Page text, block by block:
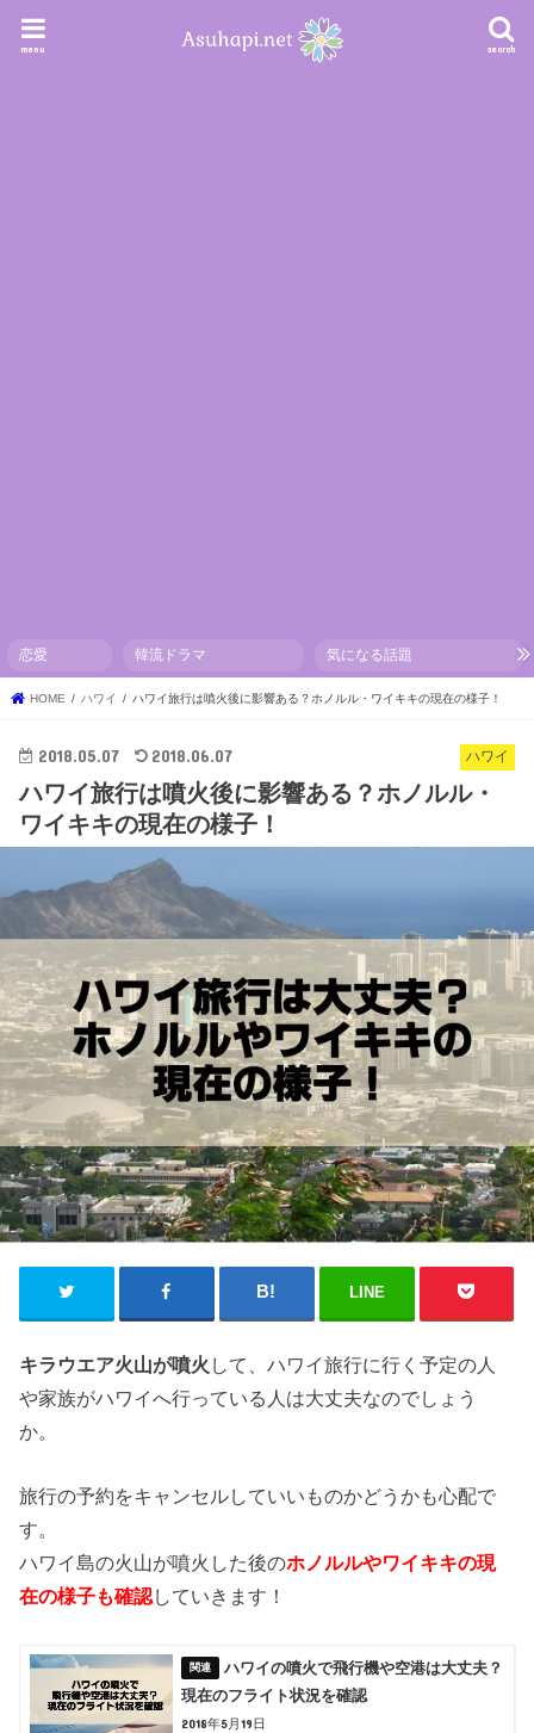
search
menu
恋愛 韓流ドラマ 気になる話題
HOME ハワイ ハワイ旅行は噴火後に影響ある？ホノルル・ワイキキの現在の様子！
ハワイ
2018.05.07 2018.06.07
ハワイ旅行は噴火後に影響ある？ホノルル・
ワイキキの現在の様子！
LINE
キラウエア火山が噴火 して、ハワイ旅行に行く予定の人
や家族がハワイへ行っている人は大丈夫なのでしょう
か。
旅行の予約をキャンセルしていいものかどうかも心配で
す。
ハワイ島の火山が噴火した後のホノルルやワイキキの現
在の様子も確認していきます！
ハワイの噴火で飛行機や空港は大丈夫？
現在のフライト状況を確認
2018年5月19日